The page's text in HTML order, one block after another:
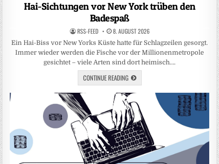
Hai-Sichtungen vor New York trüben den
Badespaß
RSS-FEED 8. AUGUST 2026
Ein Hai-Biss vor New Yorks Küste hatte für Schlagzeilen gesorgt.
Immer wieder werden die Fische vor der Millionenmetropole
gesichtet – viele Arten sind dort heimisch….
CONTINUE READING